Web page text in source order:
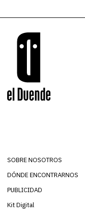
SOBRE NOSOTROS
DÓNDE ENCONTRARNOS
PUBLICIDAD
Kit Digital